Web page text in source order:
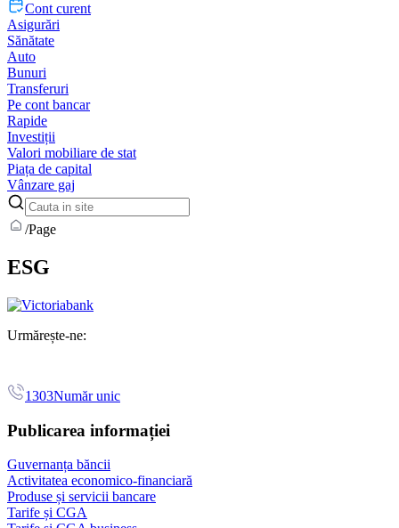
Cont curent
Asigurări
Sănătate
Auto
Bunuri
Transferuri
Pe cont bancar
Rapide
Investiții
Valori mobiliare de stat
Piața de capital
Vânzare gaj
/Page
ESG
Urmărește-ne:
1303Număr unic
Publicarea informației
Guvernanța băncii
Activitatea economico-financiară
Produse și servicii bancare
Tarife și CGA